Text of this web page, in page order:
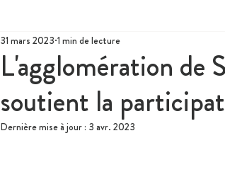
L'agglomération
soutient la
31 mars 2023 1 min de lecture
Dernière mise à jour : 3 avr. 2023